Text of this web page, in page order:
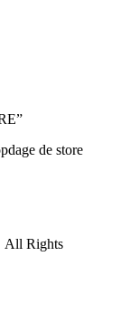
de store
Rights